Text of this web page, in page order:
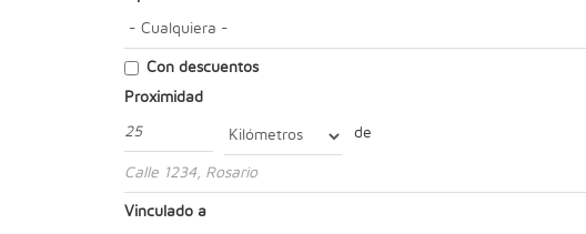
Con descuentos
Proximidad
Unidad
de
Origen
Vinculado a
210